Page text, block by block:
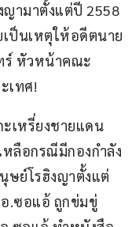
ญามาตั้งแต่ปี 2558
ป็นเหตุให้อดีตนาย
ร์ หัวหน้าคณะ
เทศ!
เหรี่ยงชายแดน
ลือกรณีมีกองกำลัง
ษย์โรฮิงญาตั้งแต่
.ซอแอ้ ถูกข่มขู่